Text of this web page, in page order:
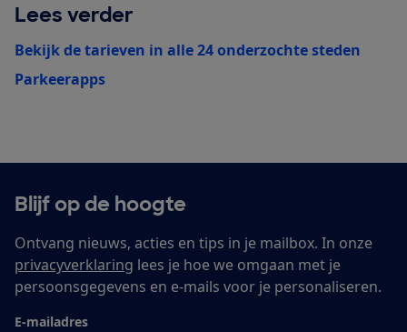
Lees verder
Bekijk de tarieven in alle 24 onderzochte steden
Parkeerapps
Blijf op de hoogte
Ontvang nieuws, acties en tips in je mailbox. In onze
privacyverklaring lees je hoe we omgaan met je
persoonsgegevens en e-mails voor je personaliseren.
E-mailadres